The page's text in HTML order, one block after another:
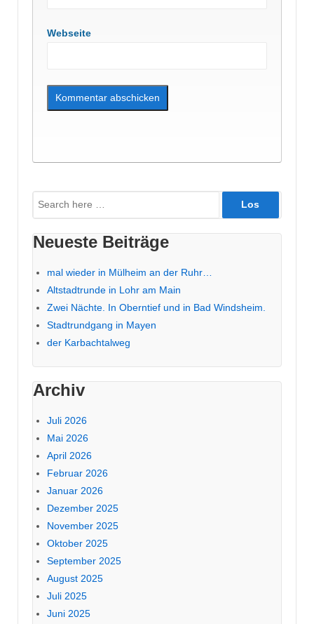
Webseite
Suche
nach:
Neueste Beiträge
mal wieder in Mülheim an der Ruhr…
Altstadtrunde in Lohr am Main
Zwei Nächte. In Oberntief und in Bad Windsheim.
Stadtrundgang in Mayen
der Karbachtalweg
Archiv
Juli 2026
Mai 2026
April 2026
Februar 2026
Januar 2026
Dezember 2025
November 2025
Oktober 2025
September 2025
August 2025
Juli 2025
Juni 2025